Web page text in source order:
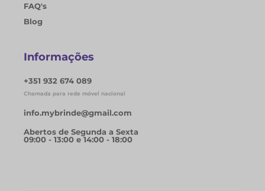
FAQ's
Blog
Informações
+351 932 674 089
Chamada para rede móvel nacional
info.mybrinde@gmail.com
Abertos de Segunda a Sexta
09:00 - 13:00 e 14:00 - 18:00